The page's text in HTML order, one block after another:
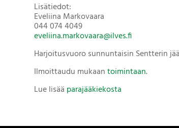
Lisätiedot:
Eveliina Markovaara
044 074 4049
eveliina.markovaara@ilves.fi
Harjoitusvuoro sunnuntaisin Sentterin
Ilmoittaudu mukaantoimintaan.
Lue lisää parajääkiekosta